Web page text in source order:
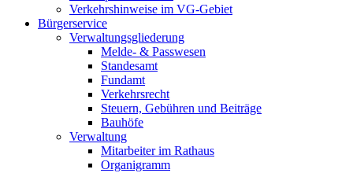
Verkehrshinweise im VG-Gebiet
Bürgerservice
Verwaltungsgliederung
Melde- & Passwesen
Standesamt
Fundamt
Verkehrsrecht
Steuern, Gebühren und Beiträge
Bauhöfe
Verwaltung
Mitarbeiter im Rathaus
Organigramm